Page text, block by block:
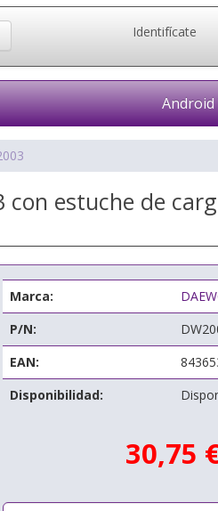
Identifícate
Android
estuche de
Marca:
P/N:
EAN:
Disponibilidad:
30,75